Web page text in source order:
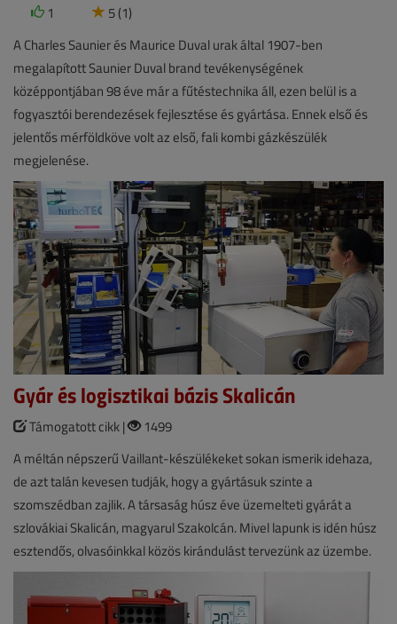
1
5 (1)
A Charles Saunier és Maurice Duval urak által 1907-ben
megalapított Saunier Duval brand tevékenységének
középpontjában 98 éve már a fűtéstechnika áll, ezen belül is a
fogyasztói berendezések fejlesztése és gyártása. Ennek első és
jelentős mérföldköve volt az első, fali kombi gázkészülék
megjelenése.
Gyár és logisztikai bázis Skalicán
Támogatott cikk |
1499
A méltán népszerű Vaillant-készülékeket sokan ismerik idehaza,
de azt talán kevesen tudják, hogy a gyártásuk szinte a
szomszédban zajlik. A társaság húsz éve üzemelteti gyárát a
szlovákiai Skalicán, magyarul Szakolcán. Mivel lapunk is idén húsz
esztendős, olvasóinkkal közös kirándulást tervezünk az üzembe.